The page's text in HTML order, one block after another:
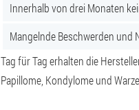
Innerhalb von drei Monaten
Mangelnde Beschwerden und
Tag für Tag erhalten die
Papillome, Kondylome und